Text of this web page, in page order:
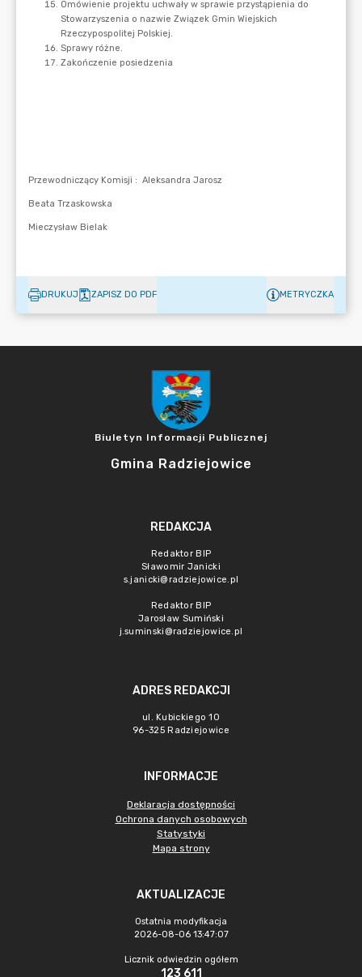
DRUKUJ ZAPISZ DO PDF METRYCZKA
Biuletyn Informacji Publicznej
Gmina Radziejowice
REDAKCJA
Redaktor BIP
Sławomir Janicki
s.janicki@radziejowice.pl
Redaktor BIP
Jarosław Sumiński
j.suminski@radziejowice.pl
ADRES REDAKCJI
ul. Kubickiego 10
96-325 Radziejowice
INFORMACJE
Deklaracja dostępności
Ochrona danych osobowych
Statystyki
Mapa strony
AKTUALIZACJE
Ostatnia modyfikacja
2026-08-06 13:47:07
Licznik odwiedzin ogółem
123 611